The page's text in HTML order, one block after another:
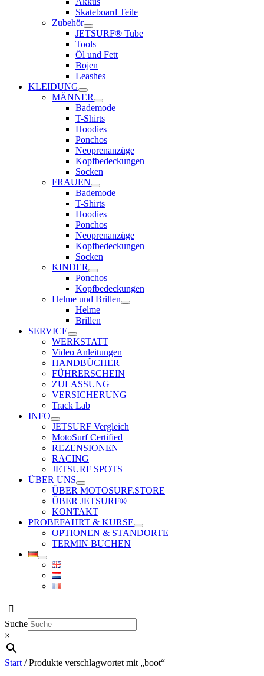
Skateboard Teile
Zubehör
JETSURF® Tube
Tools
Öl und Fett
Bojen
Leashes
KLEIDUNG
MÄNNER
Bademode
T-Shirts
Hoodies
Ponchos
Neoprenanzüge
Kopfbedeckungen
Socken
FRAUEN
Bademode
T-Shirts
Hoodies
Ponchos
Neoprenanzüge
Kopfbedeckungen
Socken
KINDER
Ponchos
Kopfbedeckungen
Helme und Brillen
Helme
Brillen
SERVICE
WERKSTATT
Video Anleitungen
HANDBÜCHER
FÜHRERSCHEIN
ZULASSUNG
VERSICHERUNG
Track Lab
INFO
JETSURF Vergleich
MotoSurf Certified
REZENSIONEN
RACING
JETSURF SPOTS
ÜBER UNS
ÜBER MOTOSURF.STORE
ÜBER JETSURF®
KONTAKT
PROBEFAHRT & KURSE
OPTIONEN & STANDORTE
TERMIN BUCHEN
Suche
×
Start / Produkte verschlagwortet mit „boot“